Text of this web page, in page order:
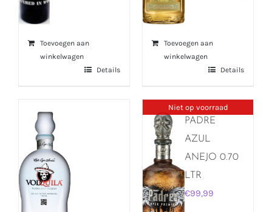
Toevoegen aan
winkelwagen
Details
Toevoegen aan
winkelwagen
Details
Niet op voorraad
PADRE
AZUL
ANEJO 0.70
LTR
€99,99